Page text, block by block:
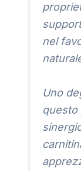
nel
Uno
questo